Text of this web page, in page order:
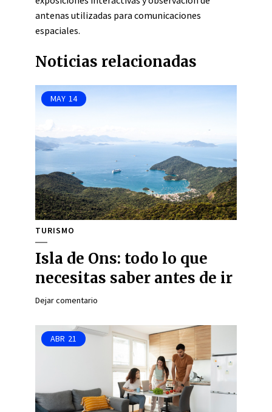
antenas utilizadas para comunicaciones
espaciales.
Noticias relacionadas
MAY 14
TURISMO
Isla de Ons: todo lo que
necesitas saber antes de ir
Dejar comentario
ABR 21